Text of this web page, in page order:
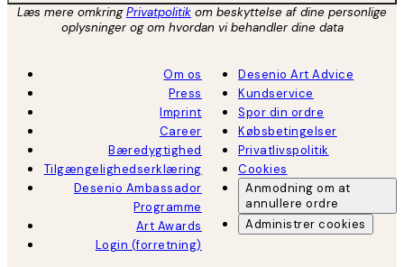
Læs mere omkringPrivatpolitik om beskyttelse af dine personlige
oplysninger og om hvordan vi behandler dine data
Om os
Press
Imprint
Career
Bæredygtighed
Tilgængelighedserklæring
Desenio Ambassador
Programme
Art Awards
Login (forretning)
Desenio Art Advice
Kundservice
Spor din ordre
Købsbetingelser
Privatlivspolitik
Cookies
Anmodning om at
annullere ordre
Administrer cookies